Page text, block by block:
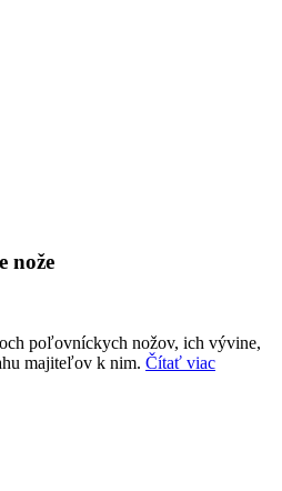
nože
poľovníckych nožov, ich vývine,
majiteľov k nim. Čítať viac